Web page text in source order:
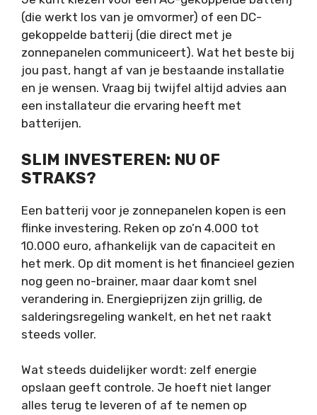
(die werkt los van je omvormer) of een DC-
gekoppelde batterij (die direct met je
zonnepanelen communiceert). Wat het beste bij
jou past, hangt af van je bestaande installatie
en je wensen. Vraag bij twijfel altijd advies aan
een installateur die ervaring heeft met
batterijen.
SLIM INVESTEREN: NU OF
STRAKS?
Een batterij voor je zonnepanelen kopen is een
flinke investering. Reken op zo’n 4.000 tot
10.000 euro, afhankelijk van de capaciteit en
het merk. Op dit moment is het financieel gezien
nog geen no-brainer, maar daar komt snel
verandering in. Energieprijzen zijn grillig, de
salderingsregeling wankelt, en het net raakt
steeds voller.
Wat steeds duidelijker wordt: zelf energie
opslaan geeft controle. Je hoeft niet langer
alles terug te leveren of af te nemen op